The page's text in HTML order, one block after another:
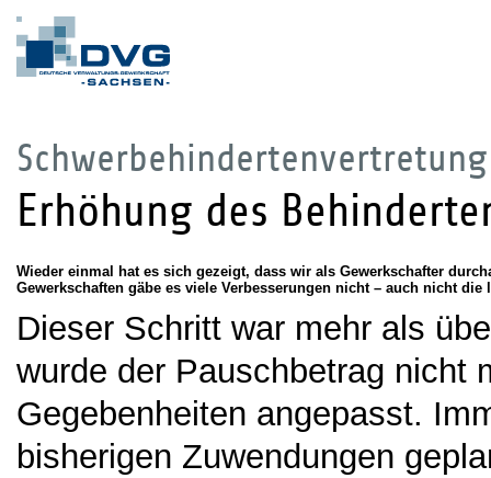
Schwerbehindertenvertretung
Erhöhung des
Wieder einmal hat es sich gezeigt, dass wir als Gewerkschafter
Gewerkschaften gäbe es viele Verbesserungen nicht – auch nicht
Dieser Schritt war mehr als
wurde der Pauschbetrag nicht
Gegebenheiten angepasst.
bisherigen Zuwendungen